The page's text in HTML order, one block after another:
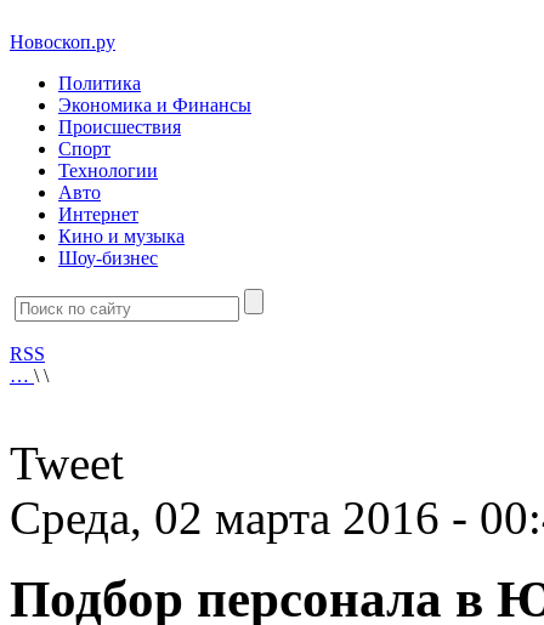
Новоскоп.ру
Политика
Экономика и Финансы
Происшествия
Спорт
Технологии
Авто
Интернет
Кино и музыка
Шоу-бизнес
RSS
… \ \
Tweet
Среда, 02 марта 2016 -
Подбор персонала в